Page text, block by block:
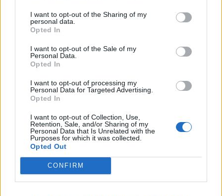
I want to opt-out of the Sharing of my
personal data.
Opted In
I want to opt-out of the Sale of my
Personal Data.
Opted In
I want to opt-out of processing my
Personal Data for Targeted Advertising.
Opted In
I want to opt-out of Collection, Use,
Retention, Sale, and/or Sharing of my
Personal Data that Is Unrelated with the
Purposes for which it was collected.
Opted Out
CONFIRM
Commenti
Accedi o
L'email è richiesta ma non verrà mostrata ai visitatori. Il contenuto di questo
commento esprime il pensiero dell'autore e non rappresenta la linea editoriale
di VareseNews.it, che rimane autonoma e indipendente. I messaggi inclusi nei
che includano uno o più link a siti esterni verranno rimossi in automatico dal